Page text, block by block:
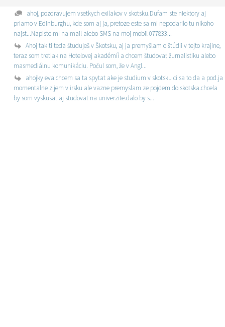
ahoj, pozdravujem vsetkych exilakov v skotsku.Dufam ste niektory aj
priamo v Edinburghu, kde som aj ja, pretoze este sa mi nepodarilo tu nikoho
najst...Napiste mi na mail alebo SMS na moj mobil 077833...
Ahoj tak ti teda študuješ v Škotsku, aj ja premyšlam o štúdii v tejto krajine,
teraz som tretiak na Hotelovej akadémíí a chcem študovať žurnalistiku alebo
masmediálnu komunikáciu. Počul som, že v Angl...
ahojky eva.chcem sa ta spytat ake je studium v skotsku ci sa to da a pod.ja
momentalne zijem v irsku ale vazne premyslam ze pojdem do skotska.chcela
by som vyskusat aj studovat na univerzite.dalo by s...